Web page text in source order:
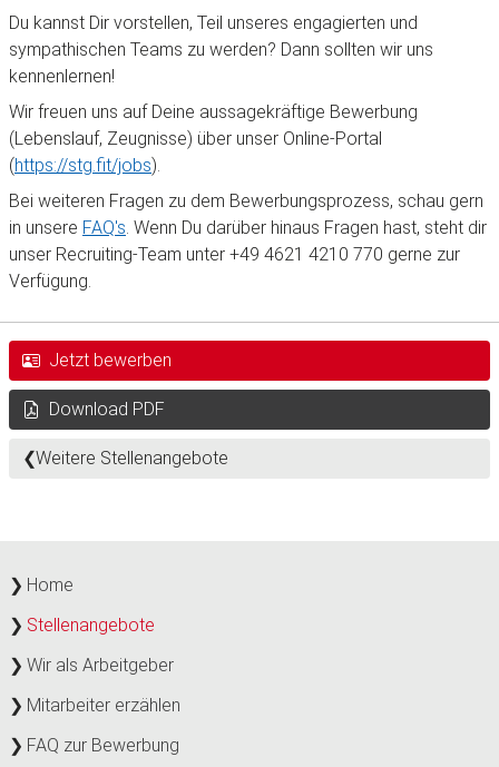
Du kannst Dir vorstellen, Teil unseres engagierten und
sympathischen Teams zu werden? Dann sollten wir uns
kennenlernen!
Wir freuen uns auf Deine aussagekräftige Bewerbung
(Lebenslauf, Zeugnisse) über unser Online-Portal
(https://stg.fit/jobs).
Bei weiteren Fragen zu dem Bewerbungsprozess, schau gern
in unsere FAQ's. Wenn Du darüber hinaus Fragen hast, steht dir
unser Recruiting-Team unter +49 4621 4210 770 gerne zur
Verfügung.
Weitere Stellenangebote
Download PDF
Jetzt bewerben
Home
Stellenangebote
Wir als Arbeitgeber
Mitarbeiter erzählen
FAQ zur Bewerbung